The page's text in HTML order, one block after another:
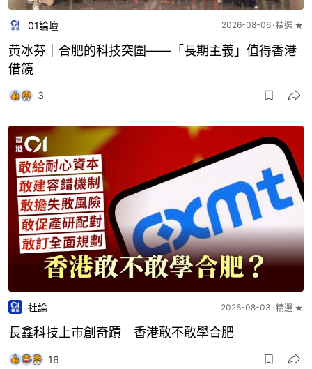
01論壇 2026-08-06 精選 ★
黃冰芬｜合肥的科技突圍——「長期主義」值得香港
借鏡
3
社論 2026-08-03 精選 ★
長鑫科技上市創奇蹟 香港敢不敢學合肥
16